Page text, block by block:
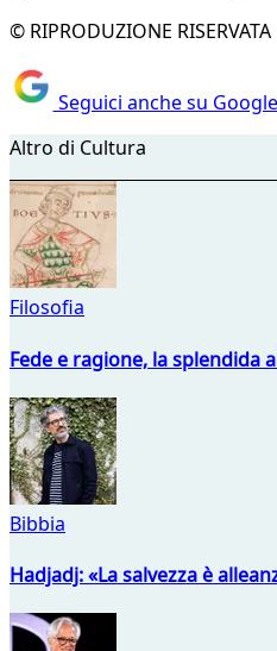
© RIPRODUZIONE RISERVATA
Seguici anche su
Altro di Cultura
Filosofia
Fede e ragione, la splendida
Bibbia
Hadjadj: «La salvezza è